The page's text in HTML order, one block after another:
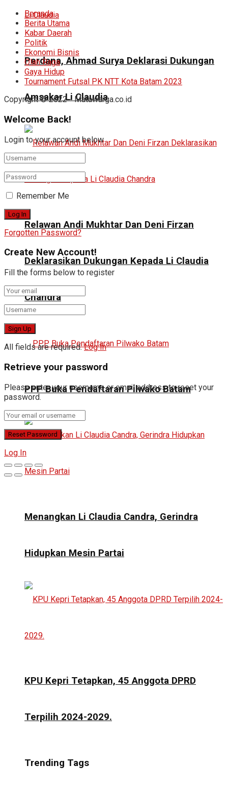
Perdana, Ahmad Surya Deklarasi Dukungan
Amsakar Li Claudia
Relawan Andi Mukhtar Dan Deni Firzan
Deklarasikan Dukungan Kepada Li Claudia
Chandra
PPP Buka Pendaftaran Pilwako Batam
Menangkan Li Claudia Candra, Gerindra
Hidupkan Mesin Partai
KPU Kepri Tetapkan, 45 Anggota DPRD
Terpilih 2024-2029.
Trending Tags
Beranda
Berita Utama
Kabar Daerah
Politik
Ekonomi Bisnis
Olah Raga
Gaya Hidup
Tournament Futsal PK NTT Kota Batam 2023
Copyright © 2022 - Matawarga.co.id
Welcome Back!
Login to your account below
Remember Me
Forgotten Password?
Create New Account!
Fill the forms below to register
All fields are required. Log In
Retrieve your password
Please enter your username or email address to reset your
password.
Log In